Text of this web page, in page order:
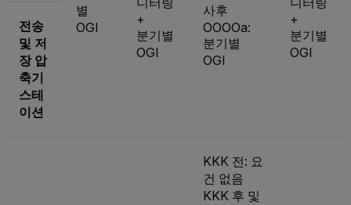
별
OGI
+
분기별
OGI
사후
OOOOa:
분기별
OGI
+
분기별
OGI
전송
및 저
장 압
축기
스테
이션
KKK 전: 요
건 없음
KKK 후 및